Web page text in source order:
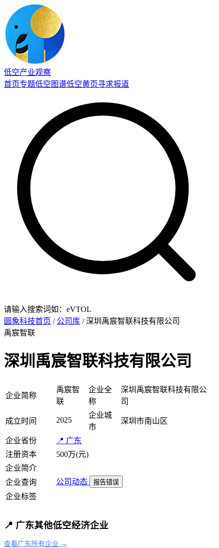
低空产业观察
首页专题低空图谱低空黄页寻求报道
请输入搜索词如：eVTOL
圆象科技首页 / 公司库 / 深圳禹宸智联科技有限公司
禹宸智联
深圳禹宸智联科技有限公司
企业简称
禹宸智
联
企业全
称
深圳禹宸智联科技有限公
司
成立时间 2025
企业城
市
深圳市南山区
企业省份
📍 广东
注册资本
500万(元)
企业简介
企业查询
公司动态 报告错误
企业标签
📍 广东其他低空经济企业
查看广东所有企业 →